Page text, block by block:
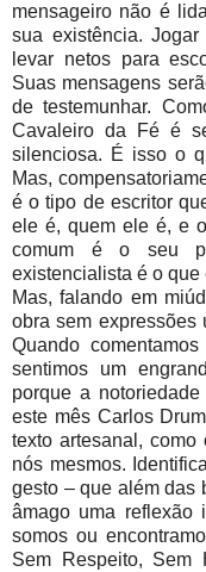
mensageiro não é
sua existência.
levar netos para
Suas mensagens
de testemunhar.
Cavaleiro da Fé é
silenciosa. É isso o
Mas,
é o tipo de escritor
ele é, quem ele é, e
comum é o seu
existencialista é o que
Mas, falando em
obra sem expressões
Quando
sentimos um
porque a
este mês Carlos
texto artesanal, como
nós mesmos.
gesto – que além das
âmago uma reflexão
somos ou
Sem Respeito, Sem